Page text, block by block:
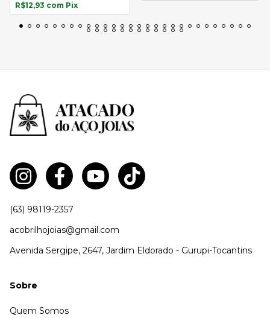
R$12,93 com Pix
(63) 98119-2357
acobrilhojoias@gmail.com
Avenida Sergipe, 2647, Jardim Eldorado - Gurupi-Tocantins
Sobre
Quem Somos